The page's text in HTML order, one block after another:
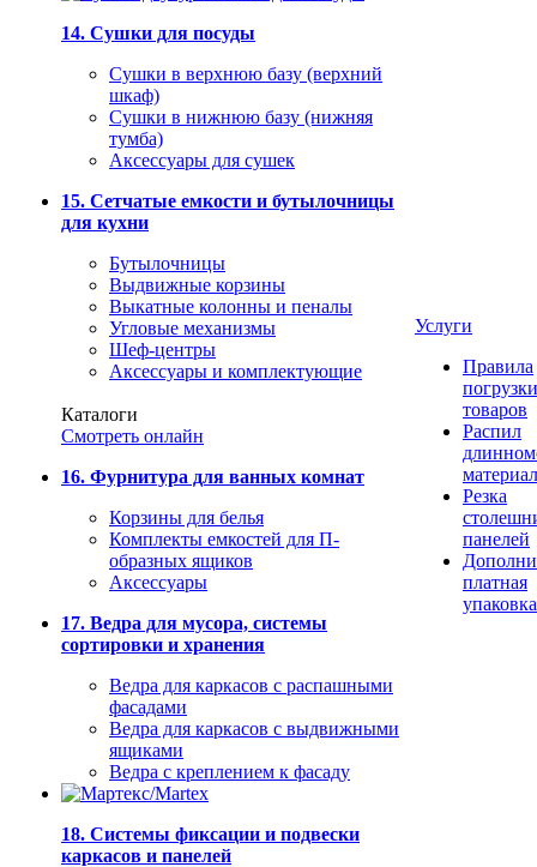
14. Сушки для посуды
Сушки в верхнюю базу (верхний
шкаф)
Сушки в нижнюю базу (нижняя
тумба)
Аксессуары для сушек
15. Сетчатые емкости и бутылочницы
для кухни
Бутылочницы
Выдвижные корзины
Выкатные колонны и пеналы
Угловые механизмы
Шеф-центры
Аксессуары и комплектующие
Каталоги
Смотреть онлайн
16. Фурнитура для ванных комнат
Корзины для белья
Комплекты емкостей для П-
образных ящиков
Аксессуары
17. Ведра для мусора, системы
сортировки и хранения
Ведра для каркасов с распашными
фасадами
Ведра для каркасов с выдвижными
ящиками
Ведра с креплением к фасаду
18. Системы фиксации и подвески
каркасов и панелей
Услуги
Правила
погрузки
товаров
Распил
Резка
панелей
платная
упаковка